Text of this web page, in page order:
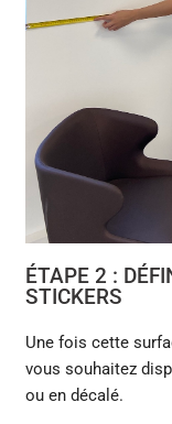
ÉTAPE 2 :
STICKERS
Une fois cette
vous souhaitez
ou en décalé.